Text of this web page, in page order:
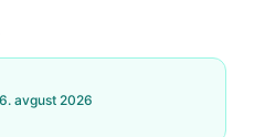
6. avgust 2026